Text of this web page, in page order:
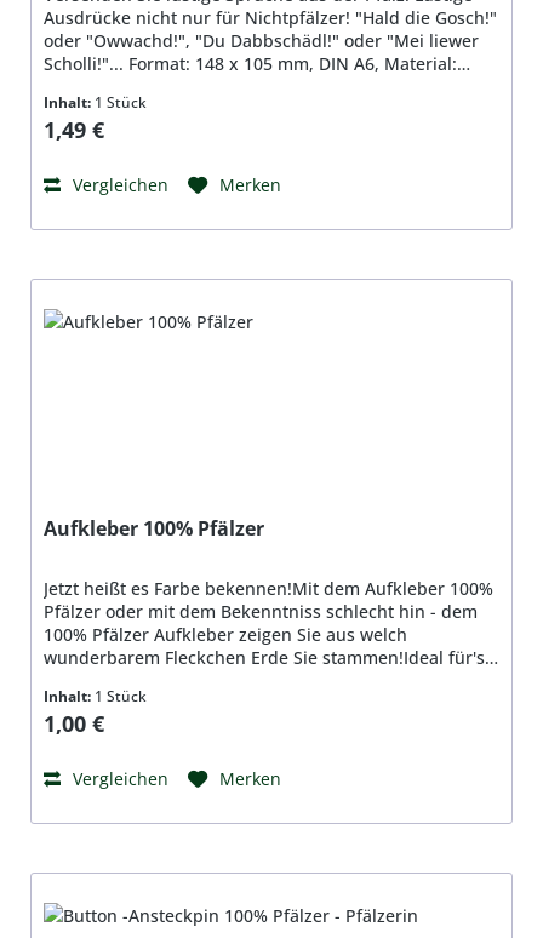
Ausdrücke nicht nur für Nichtpfälzer! "Hald die Gosch!"
oder "Owwachd!", "Du Dabbschädl!" oder "Mei liewer
Scholli!"... Format: 148 x 105 mm, DIN A6, Material:
hochglanzbeschichtet
Inhalt: 1 Stück
Regulärer Preis:
1,49 €
Vergleichen Merken
Aufkleber 100% Pfälzer
Jetzt heißt es Farbe bekennen!Mit dem Aufkleber 100%
Pfälzer oder mit dem Bekenntniss schlecht hin - dem
100% Pfälzer Aufkleber zeigen Sie aus welch
wunderbarem Fleckchen Erde Sie stammen!Ideal für's
Inhalt: 1 Stück
Regulärer Preis:
1,00 €
Vergleichen Merken